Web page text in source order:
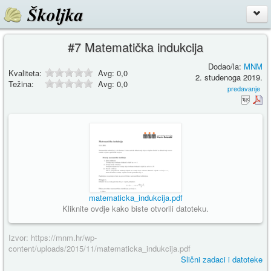
Školjka
#7 Matematička indukcija
Kvaliteta: Avg: 0,0
Težina:
Avg: 0,0
Dodao/la: MNM
2. studenoga 2019.
predavanje
matematicka_indukcija.pdf
Kliknite ovdje kako biste otvorili datoteku.
Izvor: https://mnm.hr/wp-
content/uploads/2015/11/matematicka_indukcija.pdf
Slični zadaci i datoteke